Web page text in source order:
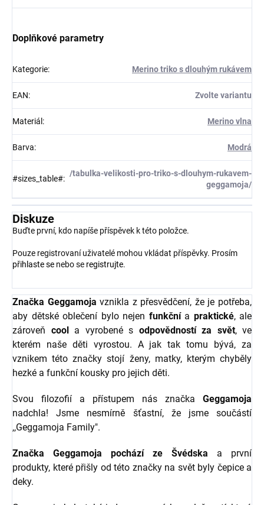
Doplňkové parametry
Kategorie: Merino triko s dlouhým rukávem
EAN: Zvolte variantu
Materiál : Merino vlna
Barva: Modrá
#sizes_table#:
/tabulka-velikosti-pro-triko-s-dlouhym-rukavem-
geggamoja/
Diskuze
Buďte první, kdo napíše příspěvek k této položce.
Pouze registrovaní uživatelé mohou vkládat příspěvky. Prosím
přihlaste se nebo se registrujte.
Značka Geggamoja vznikla z přesvědčení, že je potřeba,
aby dětské oblečení bylo nejen funkčnía praktické, ale
zároveň cool a vyrobené s odpovědností za svět, ve
kterém naše děti vyrostou. A jak tak tomu bývá, za
vznikem této značky stojí ženy, matky, kterým chyběly
hezké a funkční kousky pro jejich děti.
Svou filozofií a přístupem nás značka Geggamoja
nadchla! Jsme nesmírně šťastní, že jsme součástí
,,Geggamoja Family".
Značka Geggamoja pochází ze Švédska a první
produkty, které přišly od této značky na svět byly čepice a
deky.